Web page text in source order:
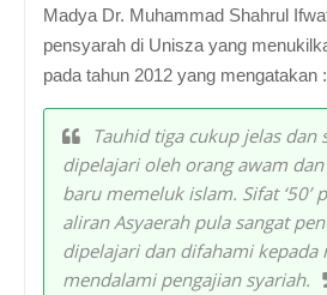
Madya Dr. Muhammad Shahrul
pensyarah di Unisza yang
pada tahun 2012 yang mengatakan :
Tauhid tiga cukup jelas dan
dipelajari oleh orang awam
baru memeluk islam. Sifat ‘50’
aliran Asyaerah pula sangat
dipelajari dan difahami kepada
mendalami pengajian syariah.